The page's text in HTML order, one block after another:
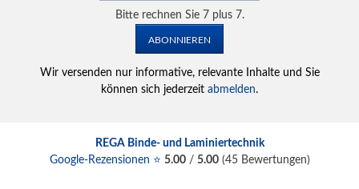
Bitte rechnen Sie 7 plus 7.
ABONNIEREN
Wir versenden nur informative, relevante Inhalte und Sie
können sich jederzeit abmelden.
REGA Binde- und Laminiertechnik
Google-Rezensionen ⭐ 5.00/ 5.00(45Bewertungen)